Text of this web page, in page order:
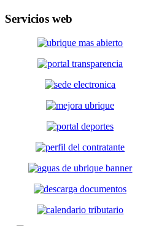
Servicios web